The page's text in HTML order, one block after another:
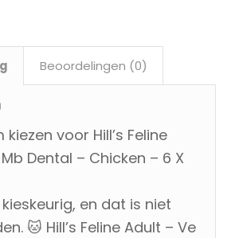
Beoordelingen (0)
kiezen voor Hill’s Feline
Dental – Chicken – 6 X
en dat is niet
🐱 Hill’s Feline Adult – Ve